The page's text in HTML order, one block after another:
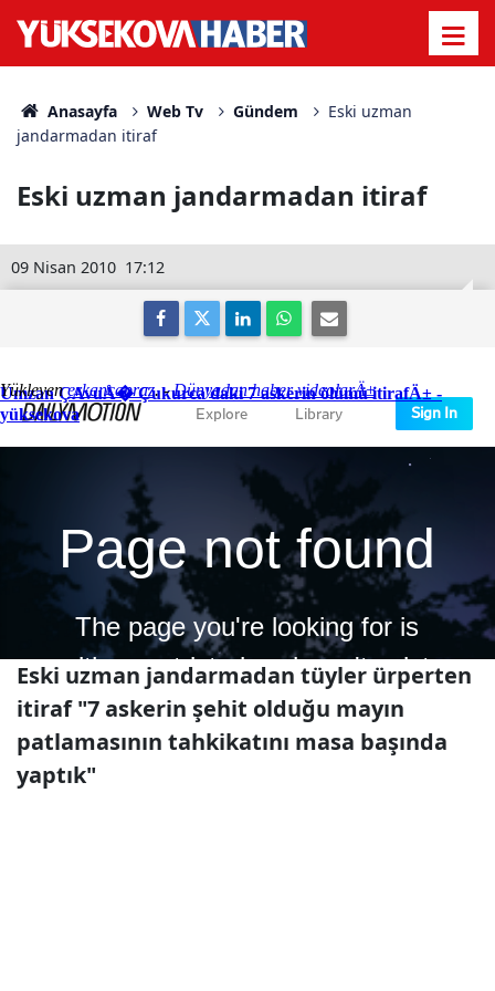
Anasayfa Web Tv Gündem
Eski uzman
jandarmadan itiraf
Eski uzman jandarmadan itiraf
17:12
09 Nisan 2010
Eski uzman jandarmadan tüyler ürperten
itiraf "7 askerin şehit olduğu mayın
patlamasının tahkikatını masa başında
yaptık"